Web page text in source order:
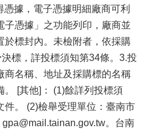
據，電子憑據明細廠商可利
子憑據」之功能列印，廠商並
於標封內。未檢附者，依採購
標，詳投標須知第34條。3.投
商名稱、地址及採購標的名稱
[其他]： (1)餘詳列投標須
件。 (2)檢舉受理單位：臺南市
。台南